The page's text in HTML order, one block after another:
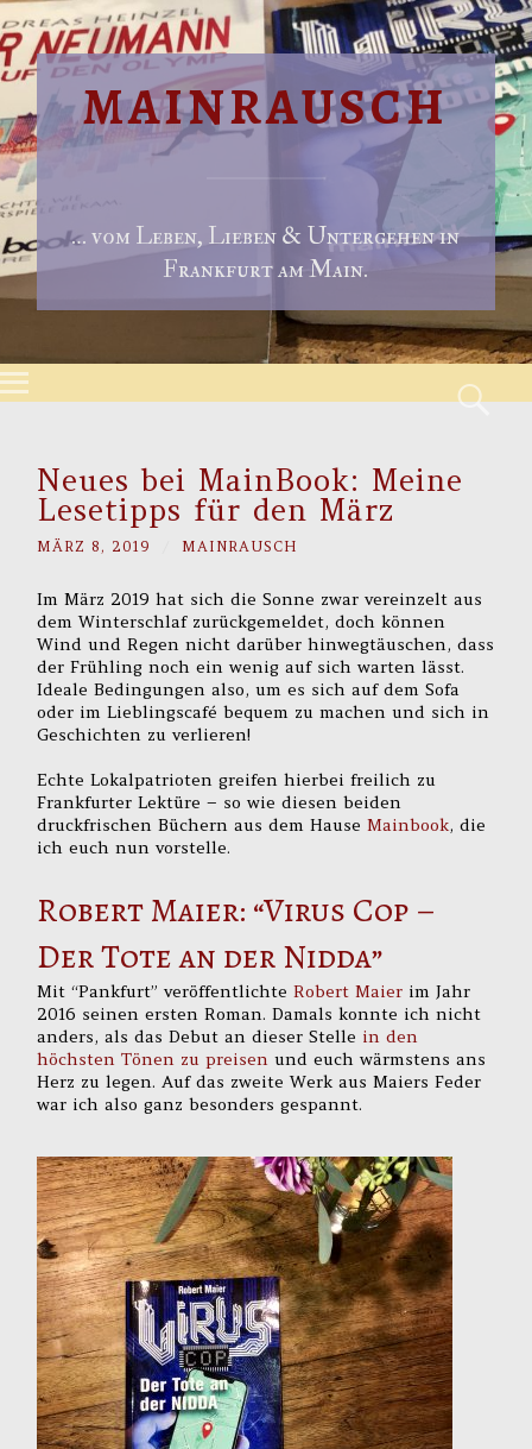
MAINRAUSCH
… vom Leben, Lieben & Untergehen in
Frankfurt am Main.
Menu
Neues bei MainBook: Meine
Lesetipps für den März
MÄRZ 8, 2019 MAINRAUSCH
Im März 2019 hat sich die Sonne zwar vereinzelt aus
dem Winterschlaf zurückgemeldet, doch können
Wind und Regen nicht darüber hinwegtäuschen, dass
der Frühling noch ein wenig auf sich warten lässt.
Ideale Bedingungen also, um es sich auf dem Sofa
oder im Lieblingscafé bequem zu machen und sich in
Geschichten zu verlieren!
Echte Lokalpatrioten greifen hierbei freilich zu
Frankfurter Lektüre – so wie diesen beiden
druckfrischen Büchern aus dem HauseMainbook, die
ich euch nun vorstelle.
Robert Maier: “Virus Cop –
Der Tote an der Nidda”
Mit “Pankfurt” veröffentlichteRobert Maier im Jahr
2016 seinen ersten Roman. Damals konnte ich nicht
anders, als das Debut an dieser Stelle in den
höchsten Tönen zu preisen und euch wärmstens ans
Herz zu legen. Auf das zweite Werk aus Maiers Feder
war ich also ganz besonders gespannt.